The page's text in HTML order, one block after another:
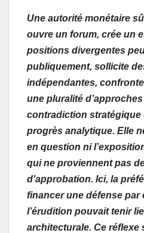
c
e
b
o
o
k
tt
er
ail at
s
A
p
p
Une autorité monétaire
ouvre un forum, crée un
positions divergentes
publiquement, sollicite
indépendantes,
une pluralité
contradiction
progrès analytique. Elle
en question ni
qui ne proviennent pas
d’approbation. Ici, la
financer une défense par
l’érudition pouvait tenir
architecturale. Ce réflexe